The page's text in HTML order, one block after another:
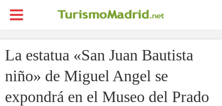
La estatua «San Juan Bautista
niño» de Miguel Angel se
expondrá en el Museo del Prado